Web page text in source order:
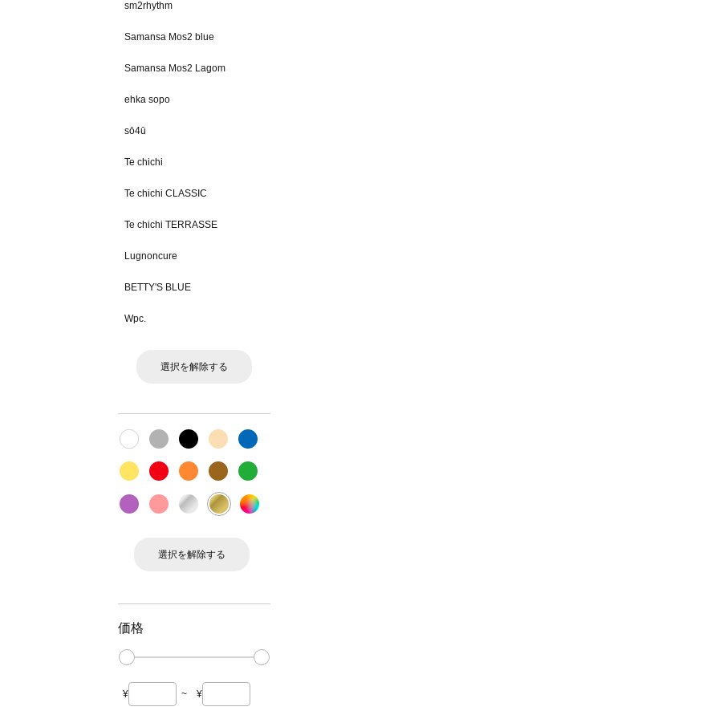
sm2rhythm
Samansa Mos2 blue
Samansa Mos2 Lagom
ehka sopo
sō4ū
Te chichi
Te chichi CLASSIC
Te chichi TERRASSE
Lugnoncure
BETTY'S BLUE
Wpc.
選択を解除する
選択を解除する
価格
¥ ~ ¥